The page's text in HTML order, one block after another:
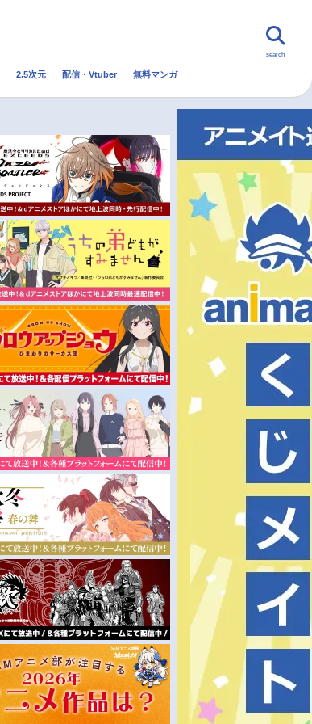
トレンド 無料マンガ
秋アニメ
冬アニメ
search
2.5次元 配信・Vtuber 無料マンガ